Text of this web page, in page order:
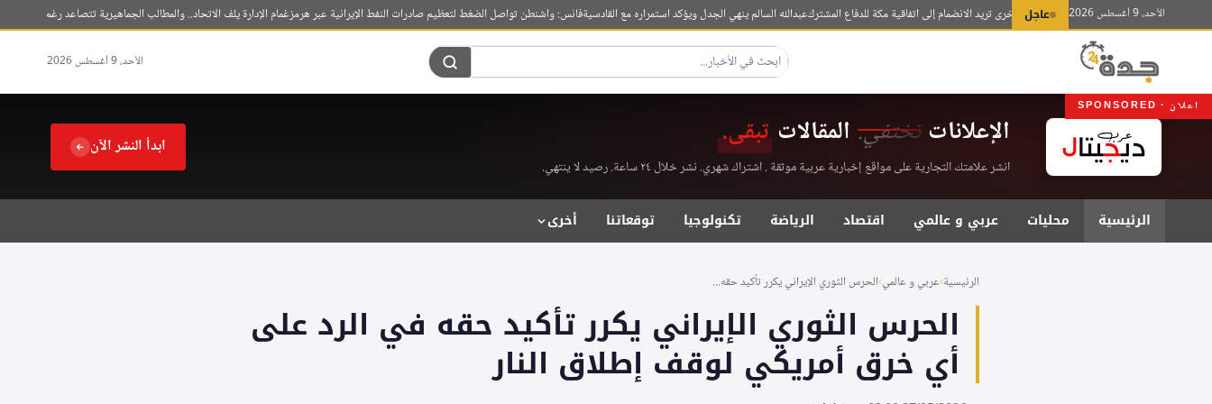
الأحد، 9 أغسطس 2026 عاجل
فيدان: دول أخرى تريد الانضمام إلى اتفاقية مكة للدفاع المشتركعبدالله السالم ينهي الجدل ويؤكد استمراره مع القادسيةفانس: واشنطن تواصل الضغط لتعظيم صادرات النفط الإيرانية عبر هرمزغمام الإدارة يلف الاتحاد.. والمطالب الجماهيرية تتصاعد رغم التخفيف المالي
الأحد، 9 أغسطس 2026
اعلان · SPONSORED
الإعلانات تختفي. المقالات تبقى.
انشر علامتك التجارية على مواقع إخبارية عربية موثقة . اشتراك شهري. نشر خلال ٢٤ ساعة. رصيد لا ينتهي.
ابدأ النشر الآن
الرئيسية محليات عربي و عالمي اقتصاد الرياضة تكنولوجيا توقعاتنا أخرى
الرئيسية›عربي و عالمي›الحرس الثوري الإيراني يكرر تأكيد حقه...
الحرس الثوري الإيراني يكرر تأكيد حقه في الرد على
أي خرق أمريكي لوقف إطلاق النار